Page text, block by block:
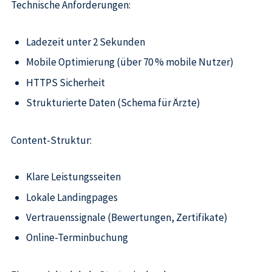
Technische Anforderungen:
Ladezeit unter 2 Sekunden
Mobile Optimierung (über 70 % mobile Nutzer)
HTTPS Sicherheit
Strukturierte Daten (Schema für Ärzte)
Content-Struktur:
Klare Leistungsseiten
Lokale Landingpages
Vertrauenssignale (Bewertungen, Zertifikate)
Online-Terminbuchung